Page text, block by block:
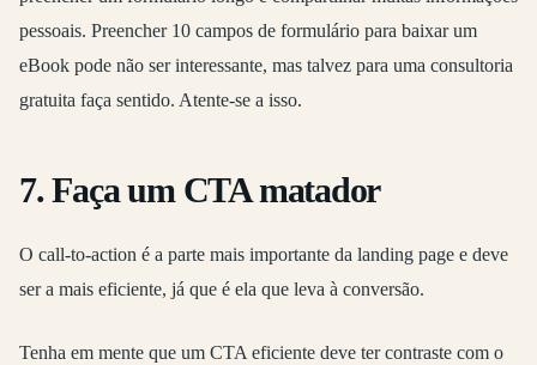
pessoais. Preencher 10 campos de formulário para baixar um
eBook pode não ser interessante, mas talvez para uma consultoria
gratuita faça sentido. Atente-se a isso.
7. Faça um CTA matador
O call-to-action é a parte mais importante da landing page e deve
ser a mais eficiente, já que é ela que leva à conversão.
Tenha em mente que um CTA eficiente deve ter contraste com o